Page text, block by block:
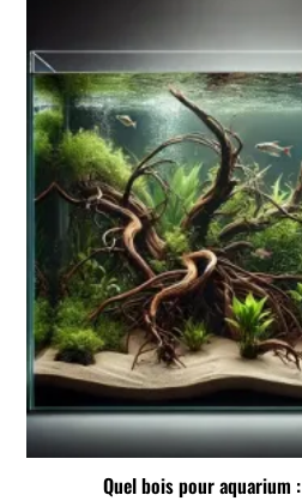
Quel bois pour aquarium